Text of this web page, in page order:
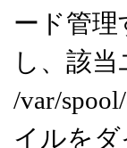
ード管
し、該
/var/
イルを